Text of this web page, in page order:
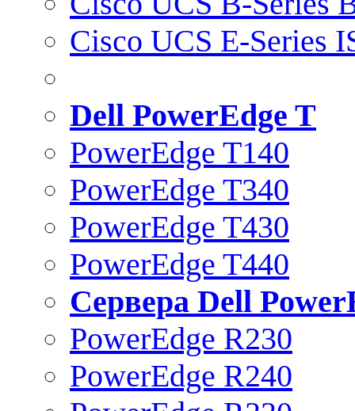
Cisco UCS E-Series
Dell PowerEdge T
PowerEdge T140
PowerEdge T340
PowerEdge T430
PowerEdge T440
Сервера Dell
PowerEdge R230
PowerEdge R240